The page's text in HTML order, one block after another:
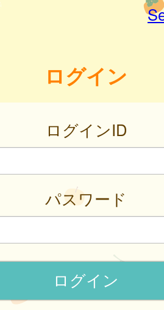
ログイン
ログインID
パスワード